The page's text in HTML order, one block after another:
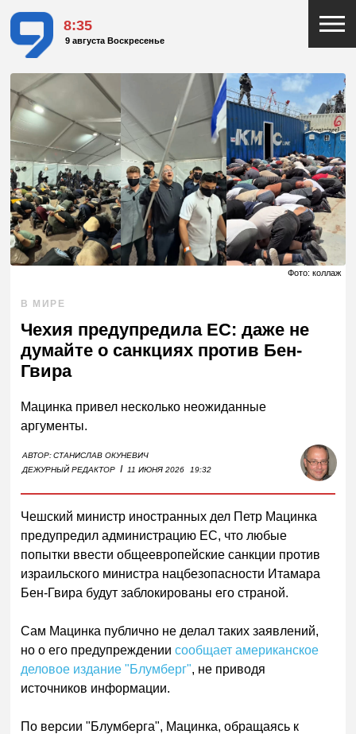
8:35
9 августа Воскресенье
Фото: коллаж
В МИРЕ
Чехия предупредила ЕС: даже не
думайте о санкциях против Бен-
Гвира
Мацинка привел несколько неожиданные
аргументы.
АВТОР:СТАНИСЛАВ ОКУНЕВИЧ
ДЕЖУРНЫЙ РЕДАКТОР I 11 ИЮНЯ 2026 19:32
Чешский министр иностранных дел Петр Мацинка
предупредил администрацию ЕС, что любые
попытки ввести общеевропейские санкции против
израильского министра нацбезопасности Итамара
Бен-Гвира будут заблокированы его страной.
Сам Мацинка публично не делал таких заявлений,
но о его предупреждениисообщает американское
деловое издание "Блумберг", не приводя
источников информации.
По версии "Блумберга", Мацинка, обращаясь к